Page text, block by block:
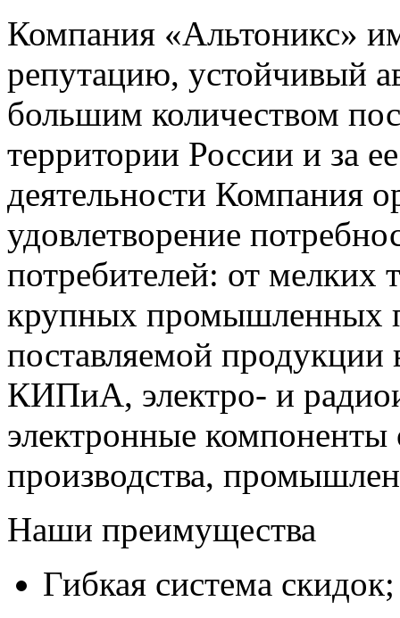
Компания «Альтоникс»
репутацию, устойчивый
большим количеством
территории России и за
деятельности Компания
удовлетворение
потребителей: от мелких
крупных промышленных
поставляемой продукции
КИПиА, электро- и
электронные компоненты
производства,
Наши преимущества
Гибкая система скидок;